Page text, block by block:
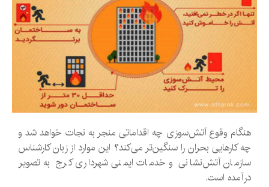
هنگام وقوع آتش‌سوزی چه اقداماتی منجر به نجات خواهد شد و
چه کارهایی بحران را سنگین‌تر می‌کند؟ این موارد از زبان کارشناس
سازمان آتش‌نشانی و خدمات ایمنی شهرداری کرج به تصویر
درآمده است.